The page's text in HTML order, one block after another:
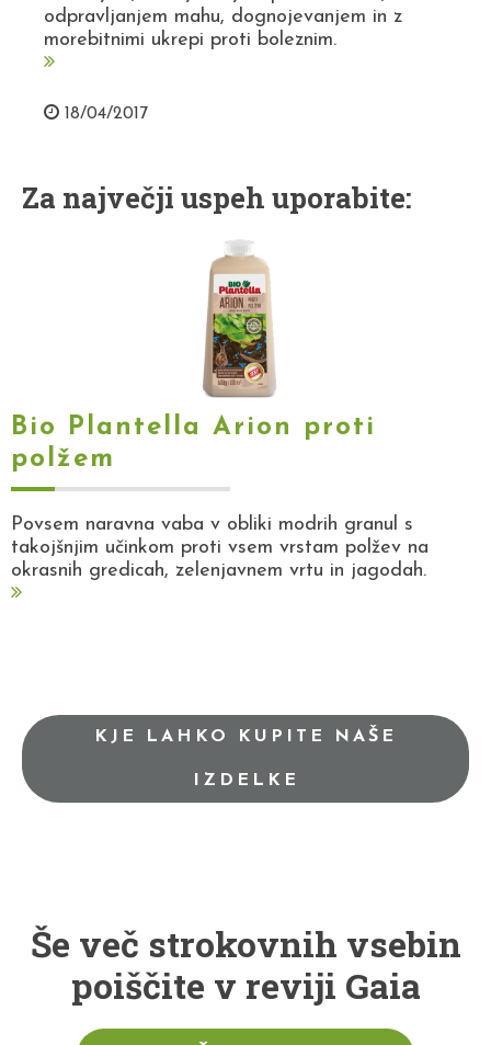
odpravljanjem mahu, dognojevanjem in z
morebitnimi ukrepi proti boleznim.
18/04/2017
Za največji uspeh uporabite:
Bio Plantella Arion proti
polžem
Povsem naravna vaba v obliki modrih granul s
takojšnjim učinkom proti vsem vrstam polžev na
okrasnih gredicah, zelenjavnem vrtu in jagodah.
KJE LAHKO KUPITE NAŠE
IZDELKE
Še več strokovnih vsebin
poiščite v reviji Gaia